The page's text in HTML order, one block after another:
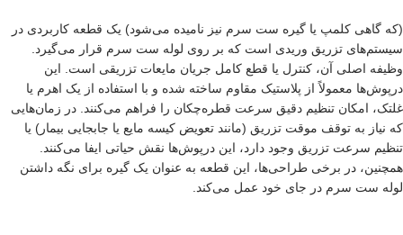
(که گاهی کلمپ یا گیره ست سرم نیز نامیده می‌شود) یک قطعه کاربردی در
سیستم‌های تزریق وریدی است که بر روی لوله ست سرم قرار می‌گیرد.
وظیفه اصلی آن، کنترل یا قطع کامل جریان مایعات تزریقی است. این
درپوش‌ها معمولاً از پلاستیک مقاوم ساخته شده و با استفاده از یک اهرم یا
غلتک، امکان تنظیم دقیق سرعت قطره‌چکان را فراهم می‌کنند. در زمان‌هایی
که نیاز به توقف موقت تزریق (مانند تعویض کیسه مایع یا جابجایی بیمار) یا
تنظیم سرعت تزریق وجود دارد، این درپوش‌ها نقش حیاتی ایفا می‌کنند.
همچنین، در برخی طراحی‌ها، این قطعه به عنوان یک گیره برای نگه داشتن
لوله ست سرم در جای خود عمل می‌کند.